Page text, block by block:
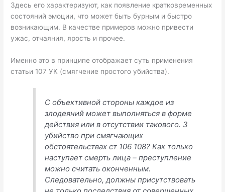
Здесь его характеризуют, как появление кратковременных
состояний эмоции, что может быть бурным и быстро
возникающим. В качестве примеров можно привести
ужас, отчаяния, ярость и прочее.
Именно это в принципе отображает суть применения
статьи 107 УК (смягчение простого убийства).
С объективной стороны каждое из
злодеяний может выполняться в форме
действия или в отсутствии такового. 3
убийство при смягчающих
обстоятельствах ст 106 108? Как только
наступает смерть лица – преступление
можно считать оконченным.
Следовательно, должны присутствовать